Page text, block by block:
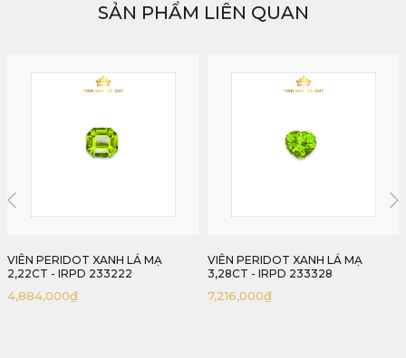
SẢN PHẨM LIÊN QUAN
VIÊN PERIDOT XANH LÁ MẠ
3,28CT - IRPD 233328
7,216,000₫
VIÊN PERIDOT XANH LÁ MẠ
3,74CT - IRPD 233374
8,228,000₫